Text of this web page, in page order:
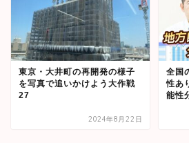
東京・大井町の再開発の様子
を写真で追いかけよう大作戦
27
2024年8月22日
全国
性あ
能性